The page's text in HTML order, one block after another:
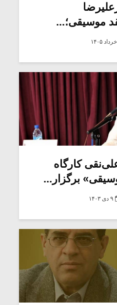
موسیقی؛...
کارگاه
برگزار...
۹ دی ۱۴۰۳